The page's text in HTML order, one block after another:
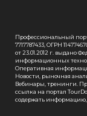
Профессиональный
7717787433, ОГРН
от 23.01.2012 г. выдано
информационных
Оперативная
Новости, рыночная
Вебинары, тренинги.
ссылка на портал
содержать информацию,